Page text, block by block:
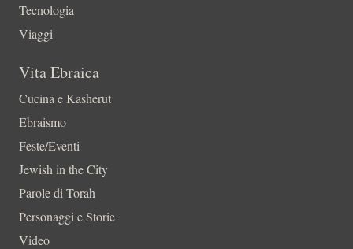
Tecnologia
Viaggi
Vita Ebraica
Cucina e Kasherut
Ebraismo
Feste/Eventi
Jewish in the City
Parole di Torah
Personaggi e Storie
Video